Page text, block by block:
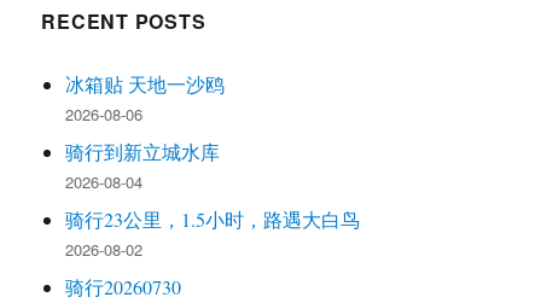
RECENT POSTS
冰箱贴 天地一沙鸥
2026-08-06
骑行到新立城水库
2026-08-04
骑行23公里，1.5小时，路遇大白鸟
2026-08-02
骑行20260730